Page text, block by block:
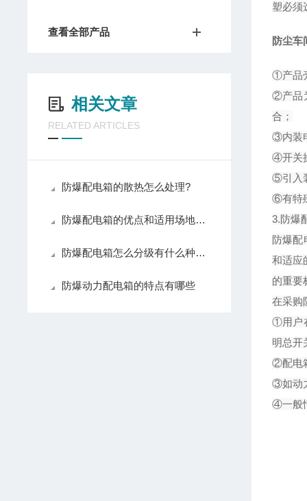
查看全部产品
相关文章
RELATED ARTICLES
防爆配电箱的散热怎么处理?
防爆配电箱的优点和适用场地是什么？
防爆配电箱怎么分级有什么种类？
防爆动力配电箱的特点有哪些
塑必须
防尘车
①产品
②产品
合；
③内装
④开关
⑤引入
⑥有特
3.防爆
防爆配
和适应
的重要
在采购
①用户
明总开
②配电
③如动
④一般